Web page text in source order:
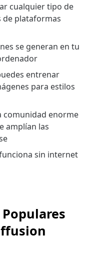
cualquier tipo de
de plataformas
se generan en tu
entrenar
para estilos
comunidad enorme
amplían las
sin internet